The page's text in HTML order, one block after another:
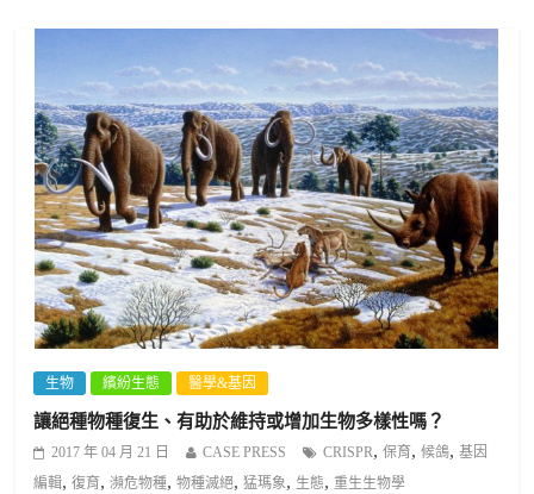
生物 繽紛生態 醫學&基因
讓絕種物種復生、有助於維持或增加生物多樣性嗎？
2017 年 04 月 21 日 CASE PRESS CRISPR,保育,候鴿,基因
編輯,復育,瀕危物種,物種滅絕,猛瑪象, 生態,重生生物學